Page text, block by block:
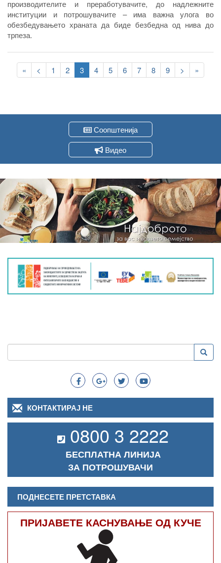
производителите и преработувачите, до надлежните
институции и потрошувачите – има важна улога во
обезбедувањето храната да биде безбедна од нива до
трпеза.
Pagination
First
page
«
Previous
page
< Page
1 Page
2
Current
page
3 Page
4 Page
5 Page
6 Page
7 Page
8 Page
9
Следна
страна
>
Last
page
»
Соопштенија
Видео
Search
Пребарување
КОНТАКТИРАЈ НЕ
0800 3 2222
БЕСПЛАТНА ЛИНИЈА
ЗА ПОТРОШУВАЧИ
ПОДНЕСЕТЕ ПРЕТСТАВКА
ПРИЈАВЕТЕ КАСНУВАЊЕ ОД КУЧЕ